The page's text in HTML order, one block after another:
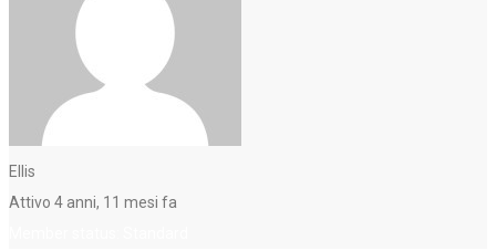
Ellis
Attivo 4 anni, 11 mesi fa